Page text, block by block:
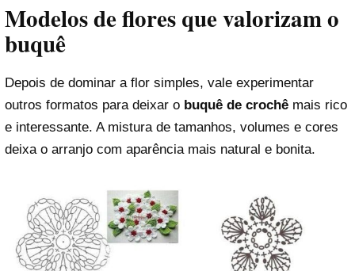
Modelos de flores que valorizam o
buquê
Depois de dominar a flor simples, vale experimentar
outros formatos para deixar o buquê de crochê mais rico
e interessante. A mistura de tamanhos, volumes e cores
deixa o arranjo com aparência mais natural e bonita.